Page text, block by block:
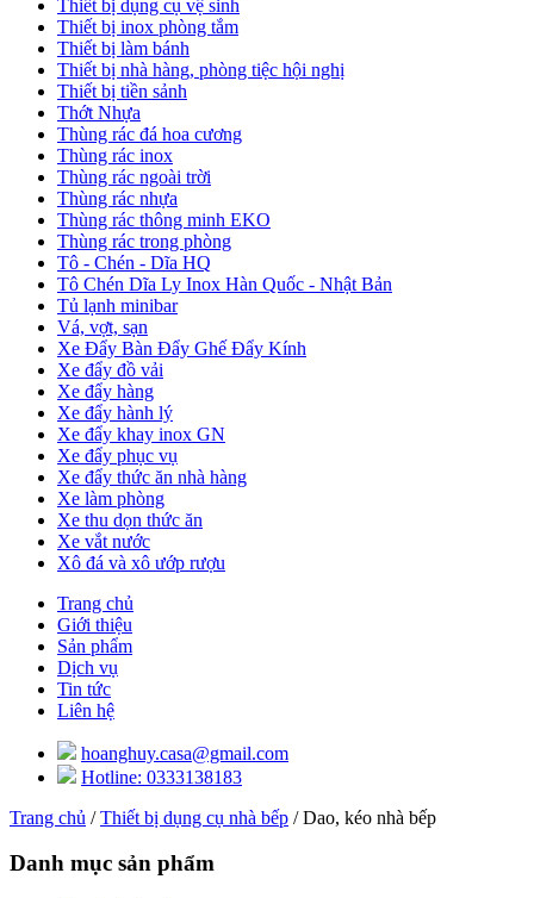
Thiết bị dụng cụ vệ sinh
Thiết bị inox phòng tắm
Thiết bị làm bánh
Thiết bị nhà hàng, phòng tiệc hội nghị
Thiết bị tiền sảnh
Thớt Nhựa
Thùng rác đá hoa cương
Thùng rác inox
Thùng rác ngoài trời
Thùng rác nhựa
Thùng rác thông minh EKO
Thùng rác trong phòng
Tô - Chén - Dĩa HQ
Tô Chén Dĩa Ly Inox Hàn Quốc - Nhật Bản
Tủ lạnh minibar
Vá, vợt, sạn
Xe Đẩy Bàn Đẩy Ghế Đẩy Kính
Xe đẩy đồ vải
Xe đẩy hàng
Xe đẩy hành lý
Xe đẩy khay inox GN
Xe đẩy phục vụ
Xe đẩy thức ăn nhà hàng
Xe làm phòng
Xe thu dọn thức ăn
Xe vắt nước
Xô đá và xô ướp rượu
Trang chủ
Giới thiệu
Sản phẩm
Dịch vụ
Tin tức
Liên hệ
hoanghuy.casa@gmail.com
Hotline: 0333138183
Trang chủ /Thiết bị dụng cụ nhà bếp / Dao, kéo nhà bếp
Danh mục sản phẩm